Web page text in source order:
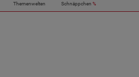
Themenwelten Schnäppchen %